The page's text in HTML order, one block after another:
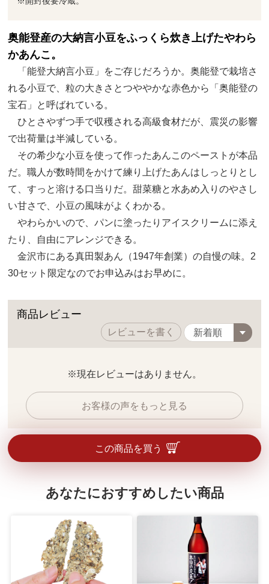
奥能登産の大納言小豆をふっくら炊き上げたやわら
かあんこ。
「能登大納言小豆」をご存じだろうか。奥能登で栽培さ
れる小豆で、粒の大きさとつややかな赤色から「奥能登の
宝石」と呼ばれている。
ひとさやずつ手で収穫される高級食材だが、震災の影響
で出荷量は半減している。
その希少な小豆を使って作ったあんこのペーストが本品
だ。職人が数時間をかけて練り上げたあんはしっとりとし
て、すっと溶ける口当りだ。甜菜糖と水あめ入りのやさし
い甘さで、小豆の風味がよくわかる。
やわらかいので、パンに塗ったりアイスクリームに添え
たり、自由にアレンジできる。
金沢市にある真田製あん（1947年創業）の自慢の味。2
30セット限定なのでお申込みはお早めに。
商品レビュー
レビューを書く
※現在レビューはありません。
お客様の声をもっと見る
この商品を買う
あなたにおすすめしたい商品